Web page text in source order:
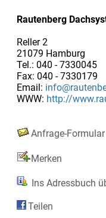
Rautenberg
Reller 2
21079 Hamburg
Tel.: 040 - 7330045
Fax: 040 - 7330179
Email:
WWW: http://
Anfrage-Formular
Merken
Ins Adressbuch
Teilen